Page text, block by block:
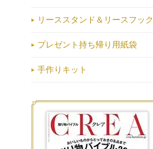
リーススタンド＆リースフック
プレゼント持ち帰り用紙袋
手作りキット